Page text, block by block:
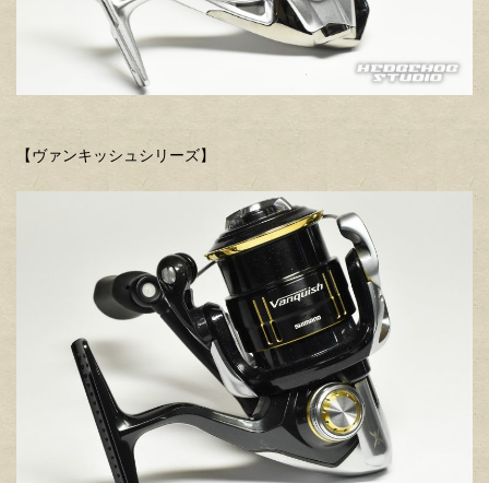
【ヴァンキッシュシリーズ】